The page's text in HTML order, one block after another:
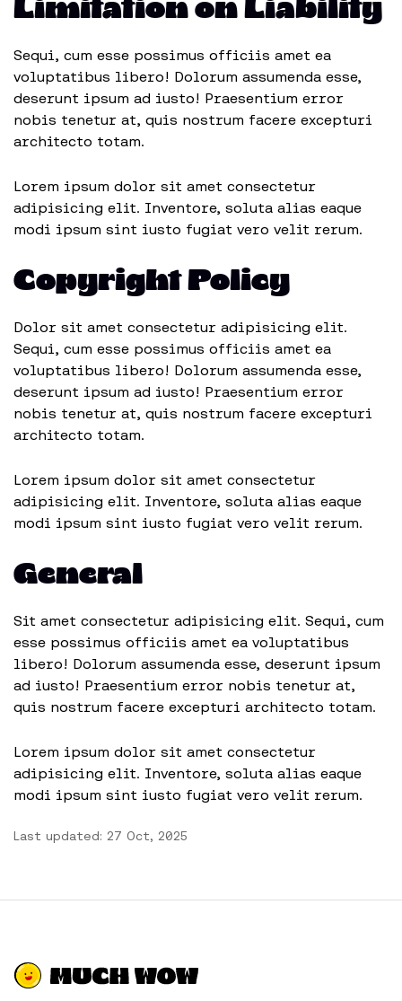
Limitation on Liability
Sequi, cum esse possimus officiis amet ea
voluptatibus libero! Dolorum assumenda esse,
deserunt ipsum ad iusto! Praesentium error
nobis tenetur at, quis nostrum facere excepturi
architecto totam.
Lorem ipsum dolor sit amet consectetur
adipisicing elit. Inventore, soluta alias eaque
modi ipsum sint iusto fugiat vero velit rerum.
Copyright Policy
Dolor sit amet consectetur adipisicing elit.
Sequi, cum esse possimus officiis amet ea
voluptatibus libero! Dolorum assumenda esse,
deserunt ipsum ad iusto! Praesentium error
nobis tenetur at, quis nostrum facere excepturi
architecto totam.
Lorem ipsum dolor sit amet consectetur
adipisicing elit. Inventore, soluta alias eaque
modi ipsum sint iusto fugiat vero velit rerum.
General
Sit amet consectetur adipisicing elit. Sequi, cum
esse possimus officiis amet ea voluptatibus
libero! Dolorum assumenda esse, deserunt ipsum
ad iusto! Praesentium error nobis tenetur at,
quis nostrum facere excepturi architecto totam.
Lorem ipsum dolor sit amet consectetur
adipisicing elit. Inventore, soluta alias eaque
modi ipsum sint iusto fugiat vero velit rerum.
Last updated: 27 Oct, 2025